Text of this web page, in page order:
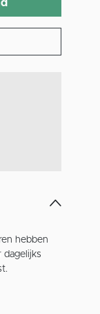
hebben